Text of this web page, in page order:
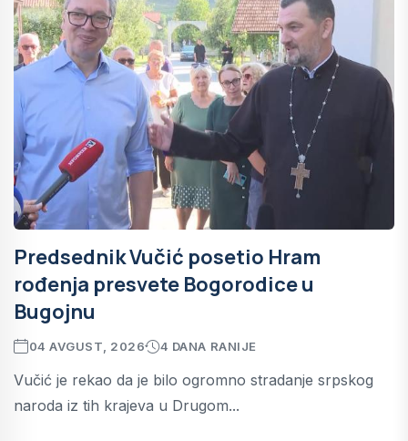
Predsednik Vučić posetio Hram
rođenja presvete Bogorodice u
Bugojnu
04 AVGUST, 2026 4 DANA RANIJE
Vučić je rekao da je bilo ogromno stradanje srpskog
naroda iz tih krajeva u Drugom...